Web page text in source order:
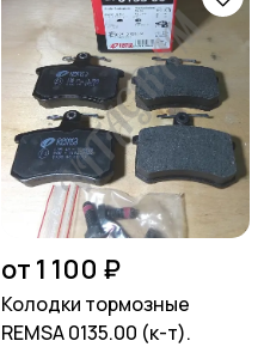
от 1 100 ₽
Колодки тормозные
REMSA 0135.00 (к-т).